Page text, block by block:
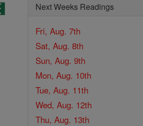
Next Weeks Readings
Fri, Aug. 7th
Sat, Aug. 8th
Sun, Aug. 9th
Mon, Aug. 10th
Tue, Aug. 11th
Wed, Aug. 12th
Thu, Aug. 13th